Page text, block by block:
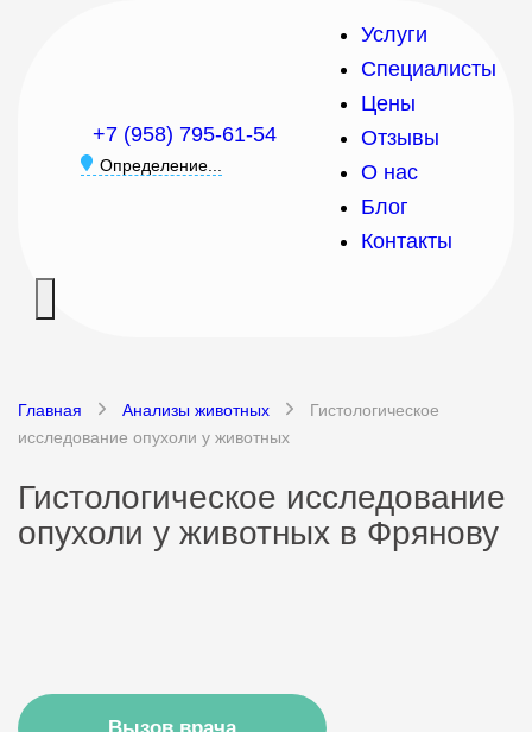
Услуги
Специалисты
Цены
Отзывы
О нас
Блог
Контакты
+7 (958) 795-61-54
Определение...
Главная Анализы животных
Гистологическое
исследование опухоли у животных
Гистологическое исследование
опухоли у животных в Фрянову